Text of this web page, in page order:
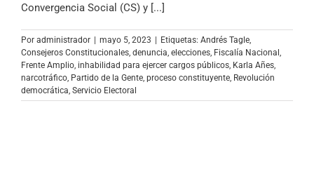
Convergencia Social (CS) y [...]
Por administrador mayo 5, 2023 Etiquetas: Andrés Tagle,
Consejeros Constitucionales, denuncia, elecciones, Fiscalía Nacional ,
Frente Amplio, inhabilidad para ejercer cargos públicos, Karla Añes,
narcotráfico, Partido de la Gente, proceso constituyente, Revolución
democrática, Servicio Electoral